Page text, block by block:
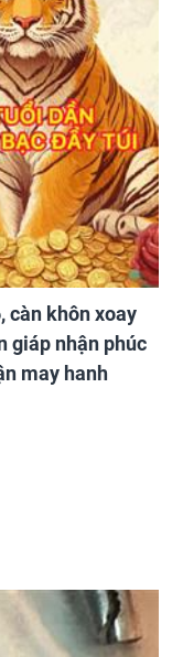
càn khôn xoay
giáp nhận phúc
may hanh